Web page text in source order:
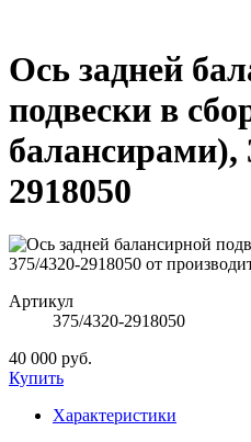
Ось задней
подвески в
балансирами),
2918050
Артикул
375/4320-2918050
40 000 руб.
Купить
Характеристики